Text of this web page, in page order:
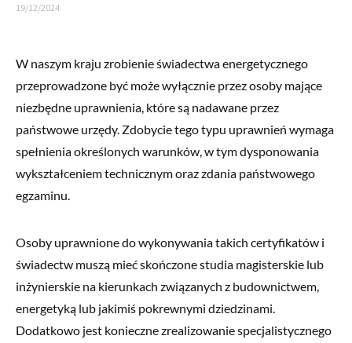
19/12/2024
W naszym kraju zrobienie świadectwa energetycznego
przeprowadzone być może wyłącznie przez osoby mające
niezbędne uprawnienia, które są nadawane przez
państwowe urzędy. Zdobycie tego typu uprawnień wymaga
spełnienia określonych warunków, w tym dysponowania
wykształceniem technicznym oraz zdania państwowego
egzaminu.
Osoby uprawnione do wykonywania takich certyfikatów i
świadectw muszą mieć skończone studia magisterskie lub
inżynierskie na kierunkach związanych z budownictwem,
energetyką lub jakimiś pokrewnymi dziedzinami.
Dodatkowo jest konieczne zrealizowanie specjalistycznego